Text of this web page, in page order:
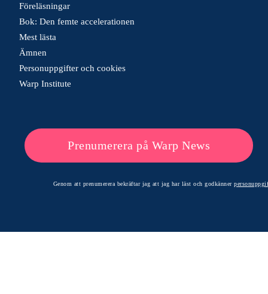
Föreläsningar
Bok: Den femte accelerationen
Mest lästa
Ämnen
Personuppgifter och cookies
Warp Institute
Prenumerera på Warp News
Genom att prenumerera bekräftar jag att jag har läst och godkänner